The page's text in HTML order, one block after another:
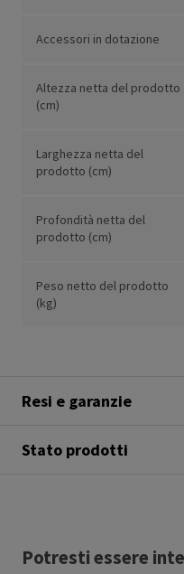
Accessori in dotazione
Altezza netta del prodotto
(cm)
Larghezza netta del
prodotto (cm)
Profondità netta del
prodotto (cm)
Peso netto del prodotto
(kg)
Resi e garanzie
Stato prodotti
Potresti essere